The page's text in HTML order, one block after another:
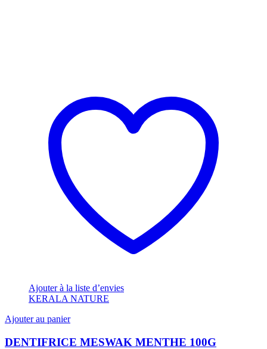
Ajouter à la liste d’envies
KERALA NATURE
Ajouter au panier
DENTIFRICE MESWAK MENTHE 100G